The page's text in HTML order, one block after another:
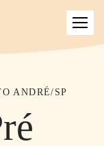
ANDRÉ/SP